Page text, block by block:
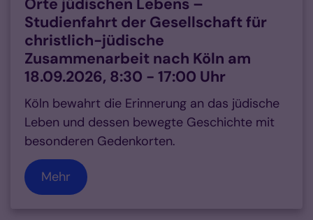
Studienfahrt der Gesellschaft für
christlich-jüdische
Zusammenarbeit nach Köln am
18.09.2026, 8:30 - 17:00 Uhr
Köln bewahrt die Erinnerung an das jüdische
Leben und dessen bewegte Geschichte mit
besonderen Gedenkorten.
Mehr